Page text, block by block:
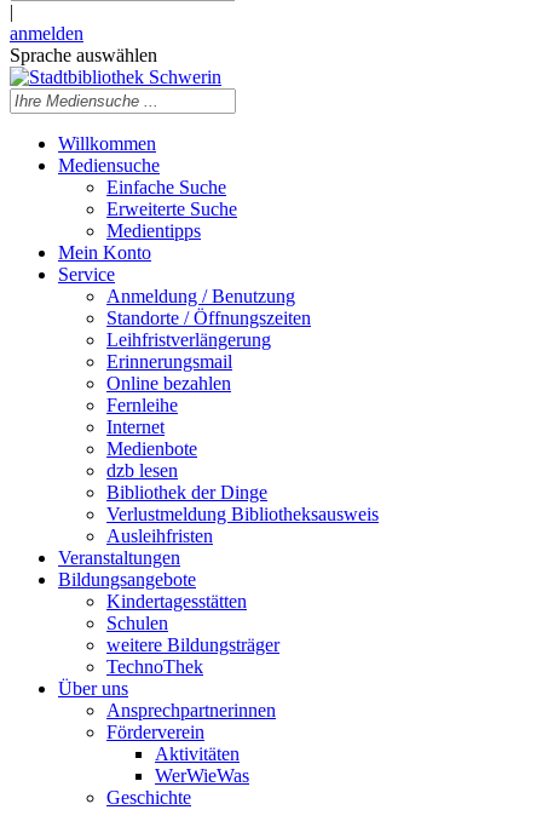
|
anmelden
Sprache auswählen
Willkommen
Mediensuche
Einfache Suche
Erweiterte Suche
Medientipps
Mein Konto
Service
Anmeldung / Benutzung
Standorte / Öffnungszeiten
Leihfristverlängerung
Erinnerungsmail
Online bezahlen
Fernleihe
Internet
Medienbote
dzb lesen
Bibliothek der Dinge
Verlustmeldung Bibliotheksausweis
Ausleihfristen
Veranstaltungen
Bildungsangebote
Kindertagesstätten
Schulen
weitere Bildungsträger
TechnoThek
Über uns
Ansprechpartnerinnen
Förderverein
Aktivitäten
WerWieWas
Geschichte